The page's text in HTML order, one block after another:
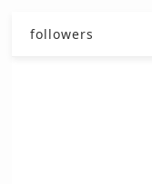
followers